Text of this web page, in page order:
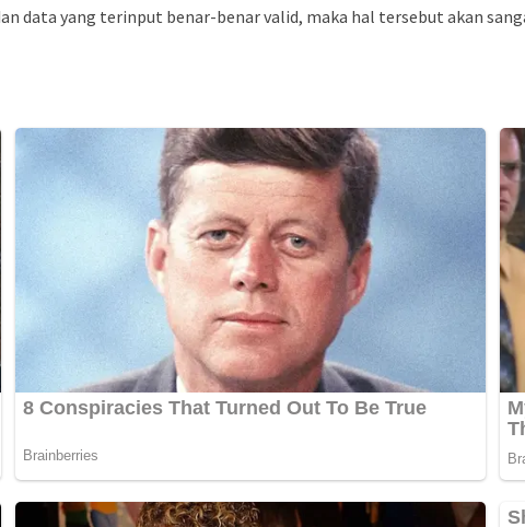
data yang terinput benar-benar valid, maka hal tersebut akan